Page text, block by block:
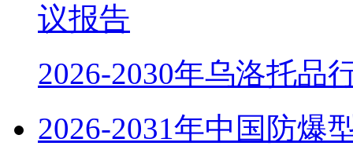
议报告
2026-2030年乌洛托品
2026-2031年中国防爆